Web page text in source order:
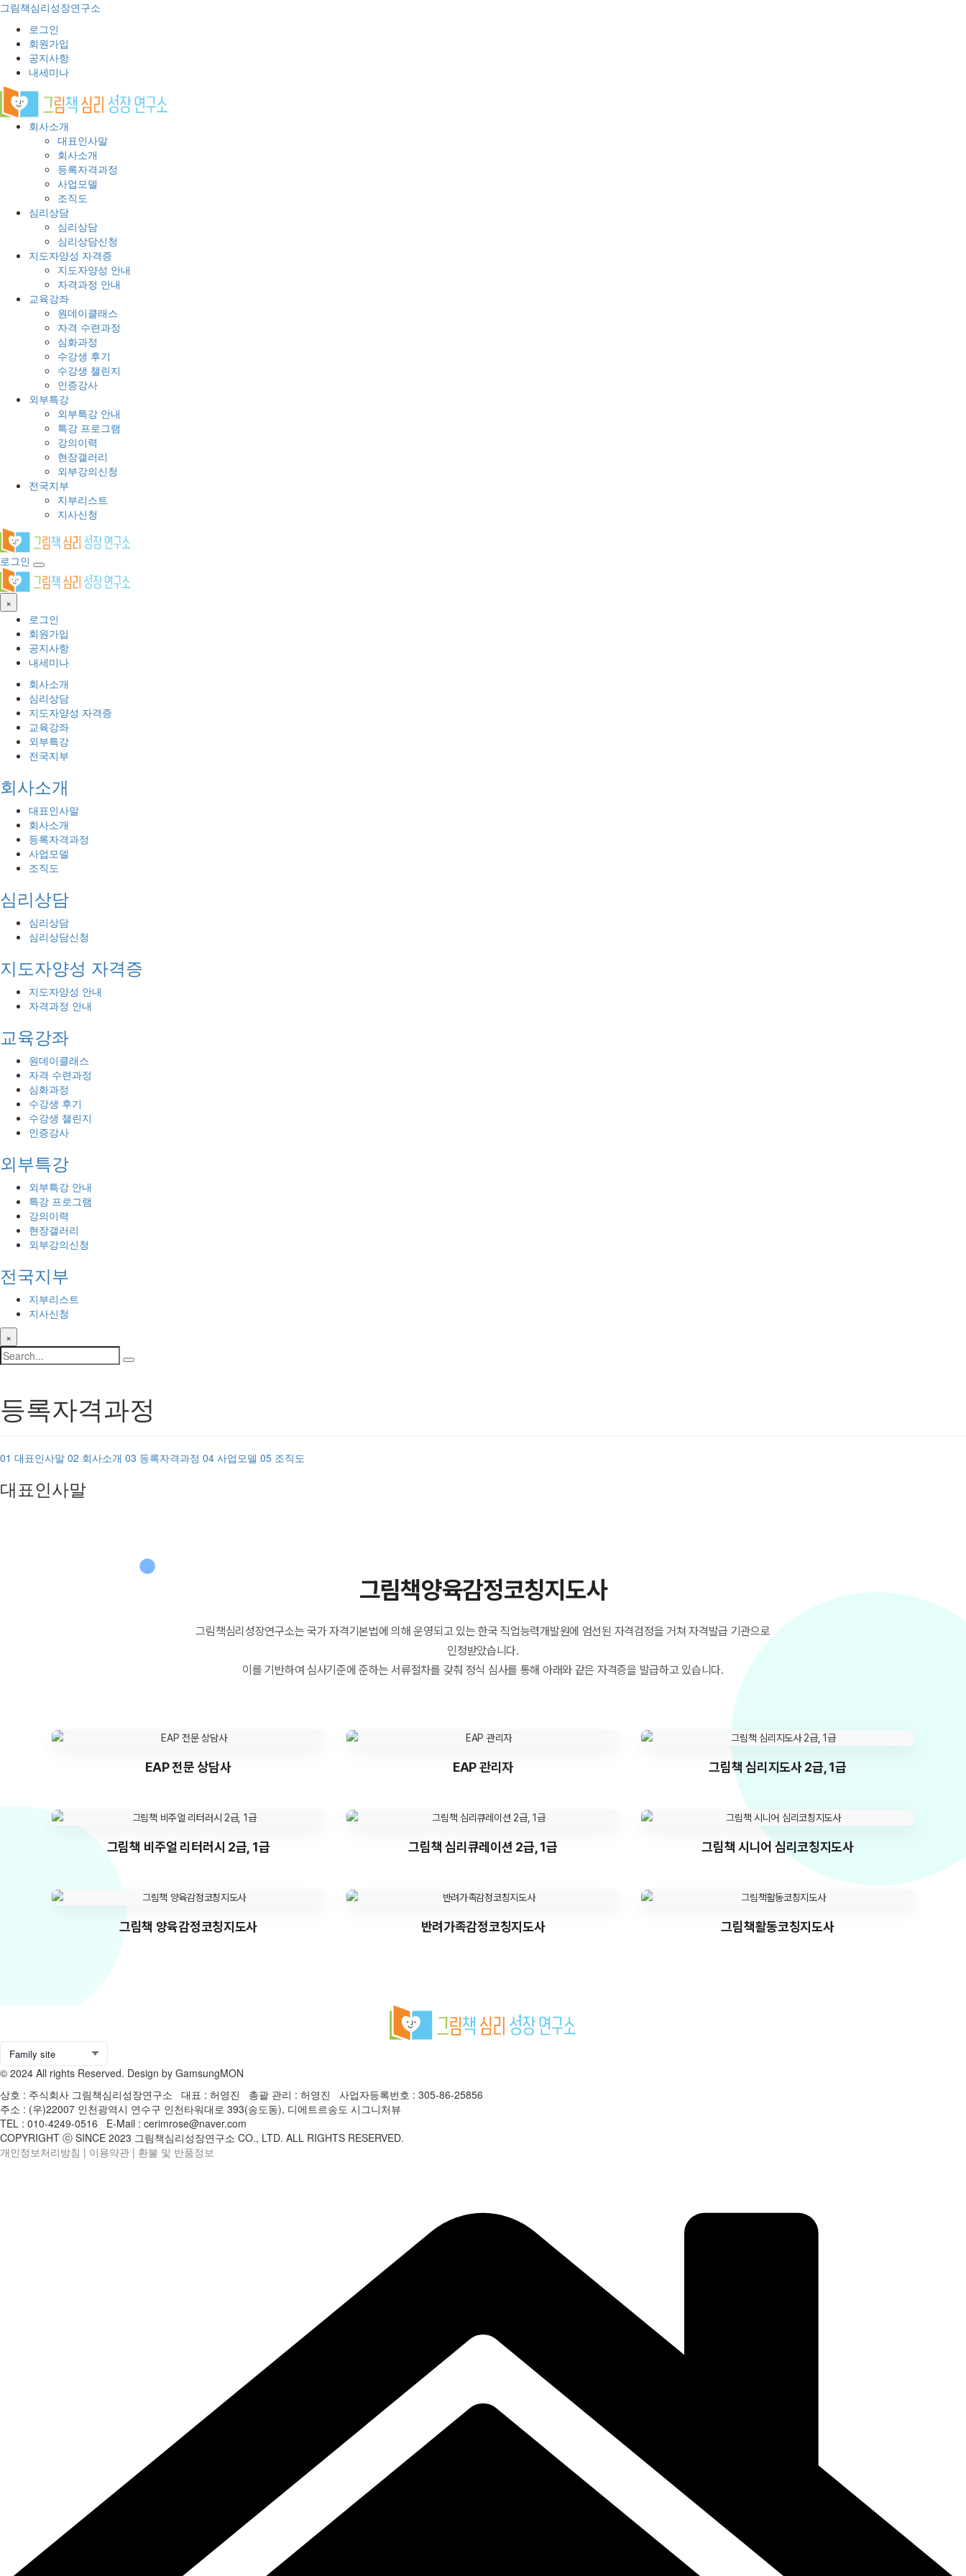
그림책심리성장연구소
로그인
회원가입
공지사항
내세미나
회사소개
대표인사말
회사소개
등록자격과정
사업모델
조직도
심리상담
심리상담
심리상담신청
지도자양성 자격증
지도자양성 안내
자격과정 안내
교육강좌
원데이클래스
자격 수련과정
심화과정
수강생 후기
수강생 챌린지
인증강사
외부특강
외부특강 안내
특강 프로그램
강의이력
현장갤러리
외부강의신청
전국지부
지부리스트
지사신청
로그인
×
로그인
회원가입
공지사항
내세미나
회사소개
심리상담
지도자양성 자격증
교육강좌
외부특강
전국지부
회사소개
대표인사말
회사소개
등록자격과정
사업모델
조직도
심리상담
심리상담
심리상담신청
지도자양성 자격증
지도자양성 안내
자격과정 안내
교육강좌
원데이클래스
자격 수련과정
심화과정
수강생 후기
수강생 챌린지
인증강사
외부특강
외부특강 안내
특강 프로그램
강의이력
현장갤러리
외부강의신청
전국지부
지부리스트
지사신청
×
등록자격과정
01 대표인사말 02 회사소개 03 등록자격과정 04 사업모델 05 조직도
대표인사말
그림책양육감정코칭지도사
그림책심리성장연구소는 국가 자격기본법에 의해 운영되고 있는 한국 직업능력개발원에 엄선된 자격검정을 거쳐 자격발급 기관으로
인정받았습니다.
이를 기반하여 심사기준에 준하는 서류절차를 갖춰 정식 심사를 통해 아래와 같은 자격증을 발급하고 있습니다.
EAP 전문 상담사 EAP 관리자 그림책 심리지도사 2급, 1급
그림책 비주얼 리터러시 2급, 1급 그림책 심리큐레이션 2급, 1급 그림책 시니어 심리코칭지도사
그림책 양육감정코칭지도사 반려가족감정코칭지도사 그림책활동코칭지도사
© 2024 All rights Reserved. Design by GamsungMON
상호 : 주식회사 그림책심리성장연구소 대표 : 허영진 총괄 관리 : 허영진 사업자등록번호 : 305-86-25856
주소 : (우)22007 인천광역시 연수구 인천타워대로 393(송도동), 디에트르송도 시그니처뷰
TEL : 010-4249-0516 E-Mail : cerimrose@naver.com
COPYRIGHT ⓒ SINCE 2023 그림책심리성장연구소 CO., LTD. ALL RIGHTS RESERVED.
개인정보처리방침 | 이용약관 | 환불 및 반품정보